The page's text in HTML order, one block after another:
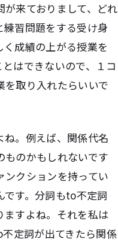
が来ておりまして、どれ
習問題をする受け身
成績の上がる授業を
はできないので、１コ
取り入れたらいいで
ね。例えば、関係代名
のかもしれないです
クションを持ってい
です。分詞もto不定詞
ますよね。それを私は
定詞が出てきたら関係